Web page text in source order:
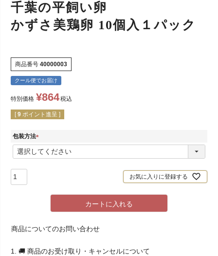
千葉の平飼い卵
かずさ美鶏卵 10個入１パック
商品番号 40000003
クール便でお届け
特別価格 ¥864税込
[ 9 ポイント進呈 ]
包装方法
(
必
お気に入りに登録する
カートに入れる
商品についてのお問い合わせ
1. 🚚 商品のお受け取り・キャンセルについて